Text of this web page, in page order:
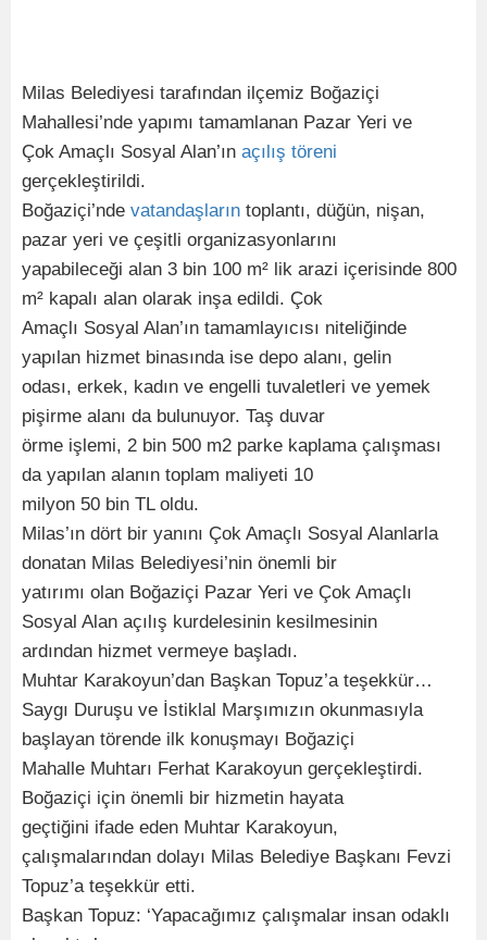
Milas Belediyesi tarafından ilçemiz Boğaziçi
Mahallesi’nde yapımı tamamlanan Pazar Yeri ve
Çok Amaçlı Sosyal Alan’ın açılış töreni
gerçekleştirildi.
Boğaziçi’nde vatandaşların toplantı, düğün, nişan,
pazar yeri ve çeşitli organizasyonlarını
yapabileceği alan 3 bin 100 m² lik arazi içerisinde 800
m² kapalı alan olarak inşa edildi. Çok
Amaçlı Sosyal Alan’ın tamamlayıcısı niteliğinde
yapılan hizmet binasında ise depo alanı, gelin
odası, erkek, kadın ve engelli tuvaletleri ve yemek
pişirme alanı da bulunuyor. Taş duvar
örme işlemi, 2 bin 500 m2 parke kaplama çalışması
da yapılan alanın toplam maliyeti 10
milyon 50 bin TL oldu.
Milas’ın dört bir yanını Çok Amaçlı Sosyal Alanlarla
donatan Milas Belediyesi’nin önemli bir
yatırımı olan Boğaziçi Pazar Yeri ve Çok Amaçlı
Sosyal Alan açılış kurdelesinin kesilmesinin
ardından hizmet vermeye başladı.
Muhtar Karakoyun’dan Başkan Topuz’a teşekkür…
Saygı Duruşu ve İstiklal Marşımızın okunmasıyla
başlayan törende ilk konuşmayı Boğaziçi
Mahalle Muhtarı Ferhat Karakoyun gerçekleştirdi.
Boğaziçi için önemli bir hizmetin hayata
geçtiğini ifade eden Muhtar Karakoyun,
çalışmalarından dolayı Milas Belediye Başkanı Fevzi
Topuz’a teşekkür etti.
Başkan Topuz: ‘Yapacağımız çalışmalar insan odaklı